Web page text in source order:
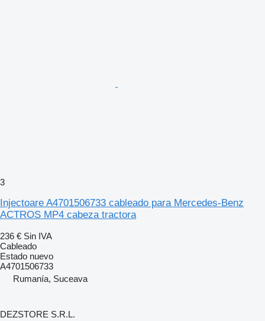
3
Injectoare A4701506733 cableado para Mercedes-Benz
ACTROS MP4 cabeza tractora
236 € Sin IVA
Cableado
Estado nuevo
A4701506733
Rumanía, Suceava
DEZSTORE S.R.L.